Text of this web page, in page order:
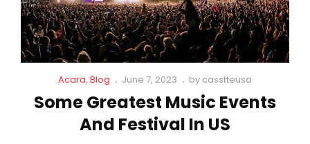
A
M
B
L
I
N
G
L
T
H
I
N
G
S
C
t
Acara, Blog
P
s
t
June 7, 2023 by casstteusa
Some Greatest Music Events
And Festival In US